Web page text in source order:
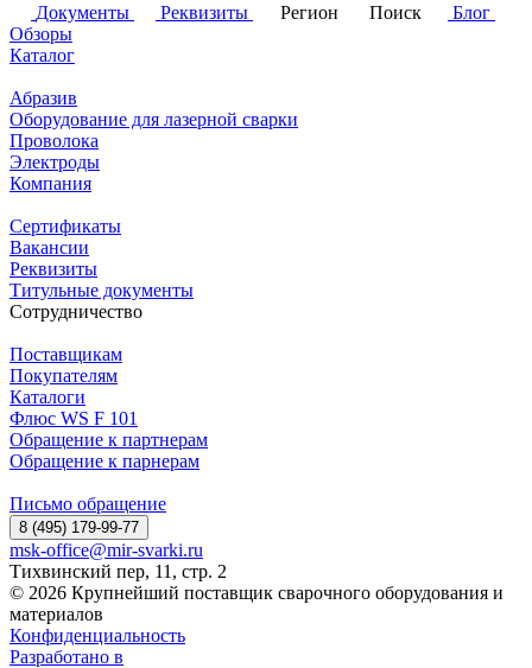
Документы
Реквизиты Регион Поиск
Блог
Обзоры
Каталог
Абразив
Оборудование для лазерной сварки
Проволока
Электроды
Компания
Сертификаты
Вакансии
Реквизиты
Титульные документы
Сотрудничество
Поставщикам
Покупателям
Каталоги
Флюс WS F 101
Обращение к партнерам
Обращение к парнерам
Письмо обращение
8 (495) 179-99-77
msk-office@mir-svarki.ru
Тихвинский пер, 11, стр. 2
© 2026 Крупнейший поставщик сварочного оборудования и
материалов
Конфиденциальность
Разработано в